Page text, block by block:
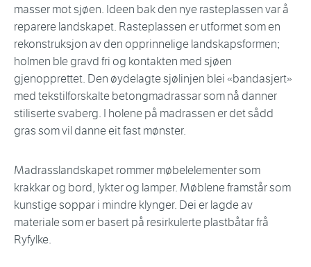
masser mot sjøen. Ideen bak den nye rasteplassen var å
reparere landskapet. Rasteplassen er utformet som en
rekonstruksjon av den opprinnelige landskapsformen;
holmen ble gravd fri og kontakten med sjøen
gjenopprettet. Den øydelagte sjølinjen blei «bandasjert»
med tekstilforskalte betongmadrassar som nå danner
stiliserte svaberg. I holene på madrassen er det sådd
gras som vil danne eit fast mønster.
Madrasslandskapet rommer møbelelementer som
krakkar og bord, lykter og lamper. Møblene framstår som
kunstige soppar i mindre klynger. Dei er lagde av
materiale som er basert på resirkulerte plastbåtar frå
Ryfylke.